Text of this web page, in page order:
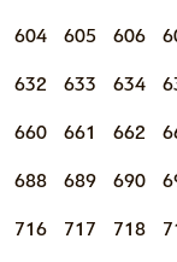
604 605 606
632 633 634
660 661 662
688 689 690
716 717 718